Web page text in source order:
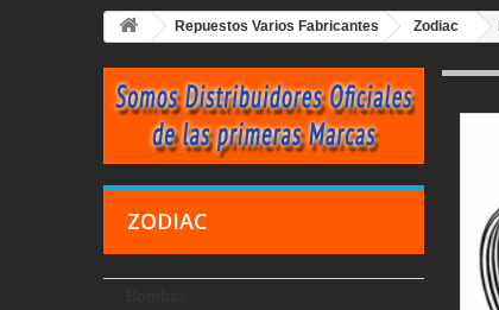
Repuestos Varios Fabricantes Zodiac
ZODIAC